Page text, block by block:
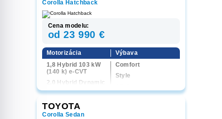
Corolla Hatchback
Cena modelu:
od 23 990 €
Motorizácia
1,8 Hybrid 103 kW
(140 k) e-CVT
2,0 Hybrid Dynamic
Force 131 kW (178
k) e-CVT
Výbava
Comfort
Style
TOYOTA
Corolla Sedan